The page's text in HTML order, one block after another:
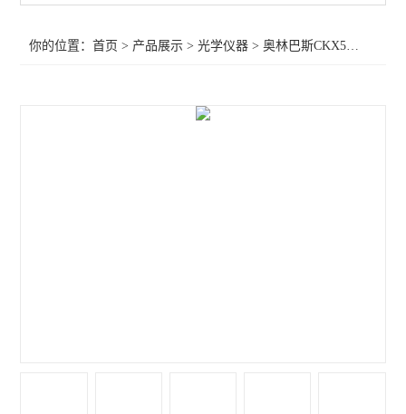
相差显微镜
你的位置：首页 > 产品展示 >光学仪器 >奥林巴斯CKX53倒置显微镜